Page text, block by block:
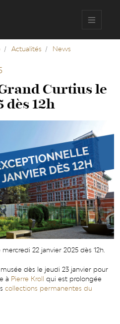
Actualités News
Curtius le
dès 12h
22 janvier 2025 dès 12h.
dès le jeudi 23 janvier pour
à Pierre Kroll qui est prolongée
collections permanentes du